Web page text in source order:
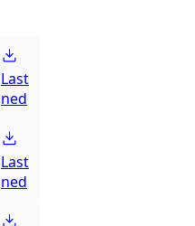
Last
ned
Last
ned